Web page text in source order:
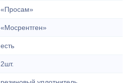
«Просам»
«Мосрентген»
есть
2шт.